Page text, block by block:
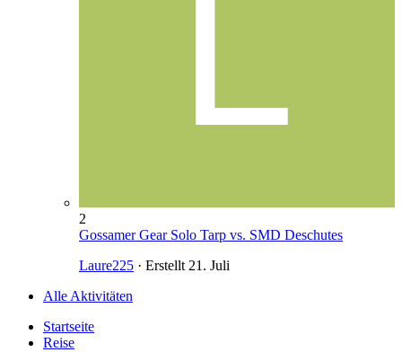
2
Gossamer Gear Solo Tarp vs. SMD Deschutes
Laure225 · Erstellt21. Juli
Alle Aktivitäten
Startseite
Reise